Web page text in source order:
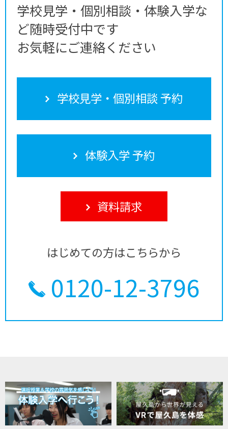
学校見学・個別相談・体験入学な
ど随時受付中です
お気軽にご連絡ください
学校見学・個別相談 予約
体験入学 予約
資料請求
はじめての方はこちらから
0120-12-3796